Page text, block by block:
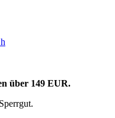
über 149 EUR.